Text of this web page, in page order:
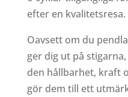
efter en kvalitetsresa.
Oavsett om du
ger dig ut på
den hållbarhet, kraft
gör dem till ett